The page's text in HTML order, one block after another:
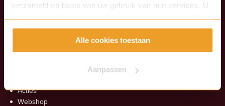
verzameld op basis van uw gebruik van hun services. U
gaat akkoord met onze cookies als u onze website blijft
gebruiken.
Alle cookies toestaan
Aanpassen
Ons aanbod
Acties
Webshop